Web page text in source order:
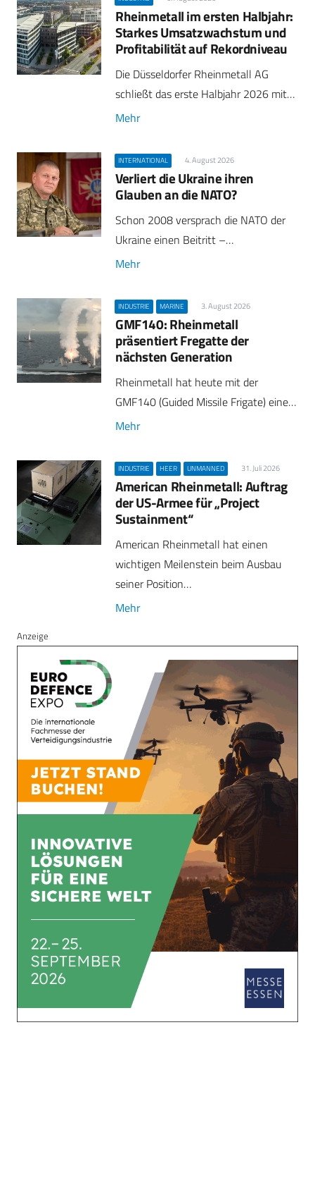
Rheinmetall im ersten Halbjahr:
Starkes Umsatzwachstum und
Profitabilität auf Rekordniveau
Die Düsseldorfer Rheinmetall AG
schließt das erste Halbjahr 2026 mit…
Mehr
INTERNATIONAL 4. August 2026
Verliert die Ukraine ihren
Glauben an die NATO?
Schon 2008 versprach die NATO der
Ukraine einen Beitritt –…
Mehr
INDUSTRIE MARINE 3. August 2026
GMF140: Rheinmetall
präsentiert Fregatte der
nächsten Generation
Rheinmetall hat heute mit der
GMF140 (Guided Missile Frigate) eine…
Mehr
INDUSTRIE HEER UNMANNED 31. Juli 2026
American Rheinmetall: Auftrag
der US-Armee für „Project
Sustainment“
American Rheinmetall hat einen
wichtigen Meilenstein beim Ausbau
seiner Position…
Mehr
Anzeige